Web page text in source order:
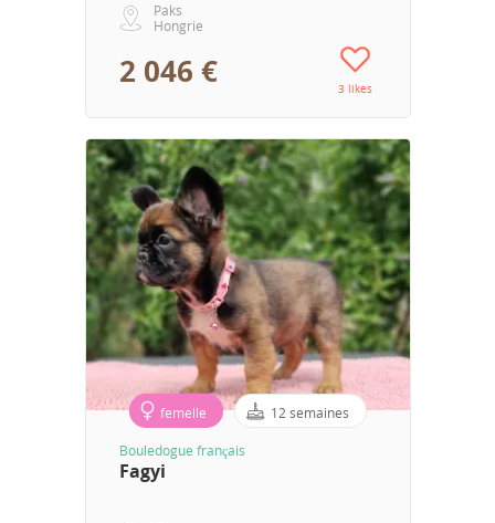
Paks
Hongrie
2 046 € 3 likes
femelle 12 semaines
Bouledogue français
Fagyi